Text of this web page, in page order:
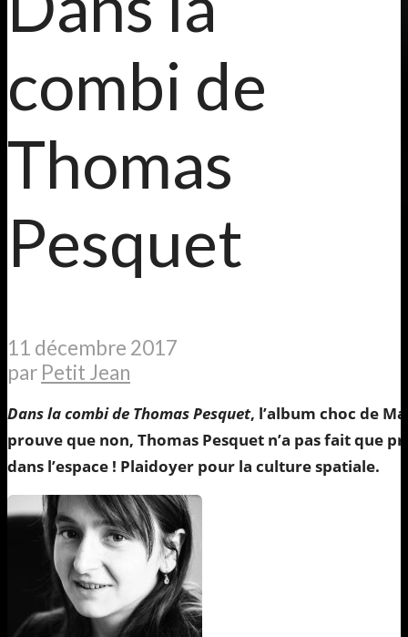
combi de
Thomas
Pesquet
11 décembre 2017
par Petit Jean
Dans la combi de Thomas Pesquet, l’album choc de
prouve que non, Thomas Pesquet n’a pas fait que
dans l’espace ! Plaidoyer pour la culture spatiale.